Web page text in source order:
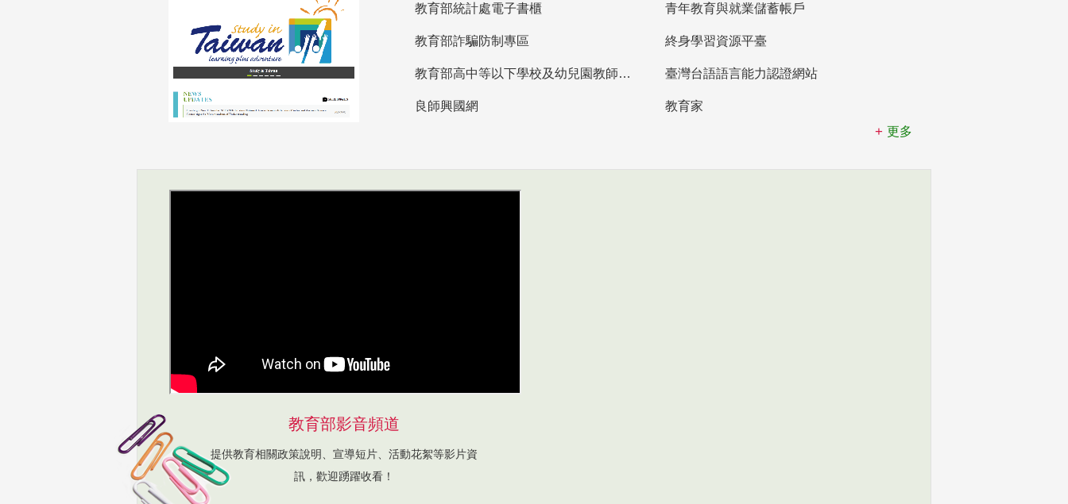
教育部統計處電子書櫃 青年教育與就業儲蓄帳戶
教育部詐騙防制專區 終身學習資源平臺
教育部高中等以下學校及幼兒園教師資格檢定考試 臺灣台語語言能力認證網站
良師興國網
教育家
更多
教育部影音頻道
提供教育相關政策說明、宣導短片、活動花絮等影片資
訊，歡迎踴躍收看！